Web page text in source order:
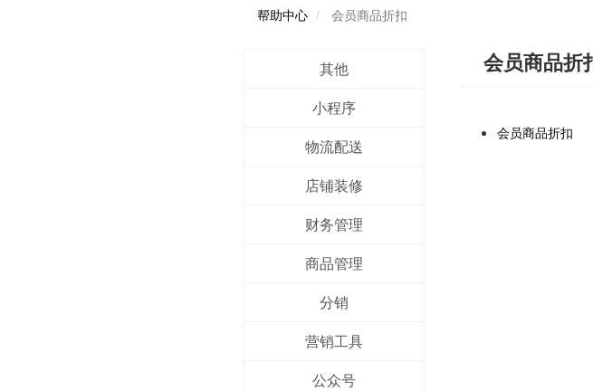
帮助中心 会员商品折扣
其他
小程序
物流配送
店铺装修
财务管理
商品管理
分销
营销工具
公众号
会员商品折
会员商品折扣